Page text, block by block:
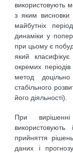
використовують
з яким висновки
майбутніх
динаміки у
при цьому є
який
окремих
метод
стабільного
його діяльності).
При
використовують
прийняття
даних і